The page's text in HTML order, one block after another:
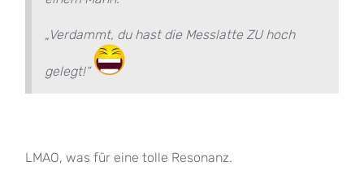
„Verdammt, du hast die Messlatte ZU hoch
gelegt!“
LMAO, was für eine tolle Resonanz.